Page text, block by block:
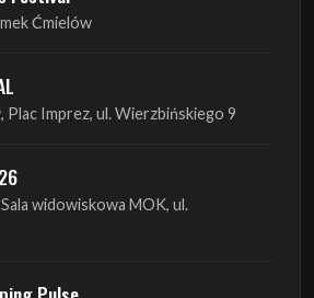
Plac Imprez, ul. Wierzbińskiego 9
Pulse
Tales Quartet